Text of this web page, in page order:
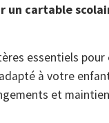
un cartable
essentiels pour
à votre
et